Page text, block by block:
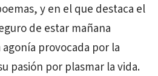
y en el que destaca el
de estar mañana
provocada por la
pasión por plasmar la vida.